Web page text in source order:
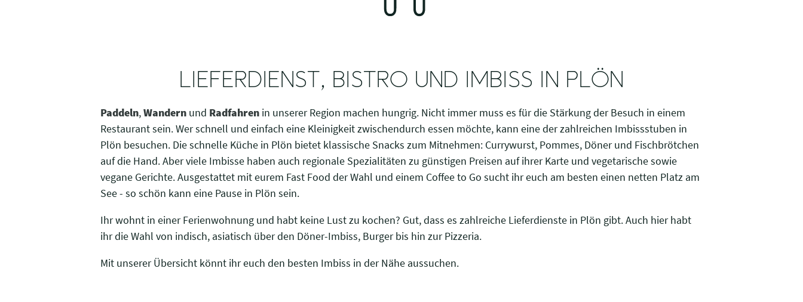
LIEFERDIENST, BISTRO UND IMBISS IN PLÖN
Paddeln,Wandern und Radfahren in unserer Region machen hungrig. Nicht immer muss es für die Stärkung der Besuch in einem
Restaurant sein. Wer schnell und einfach eine Kleinigkeit zwischendurch essen möchte, kann eine der zahlreichen Imbissstuben in
Plön besuchen. Die schnelle Küche in Plön bietet klassische Snacks zum Mitnehmen: Currywurst, Pommes, Döner und Fischbrötchen
auf die Hand. Aber viele Imbisse haben auch regionale Spezialitäten zu günstigen Preisen auf ihrer Karte und vegetarische sowie
vegane Gerichte. Ausgestattet mit eurem Fast Food der Wahl und einem Coffee to Go sucht ihr euch am besten einen netten Platz am
See - so schön kann eine Pause in Plön sein.
Ihr wohnt in einer Ferienwohnung und habt keine Lust zu kochen? Gut, dass es zahlreiche Lieferdienste in Plön gibt. Auch hier habt
ihr die Wahl von indisch, asiatisch über den Döner-Imbiss, Burger bis hin zur Pizzeria.
Mit unserer Übersicht könnt ihr euch den besten Imbiss in der Nähe aussuchen.